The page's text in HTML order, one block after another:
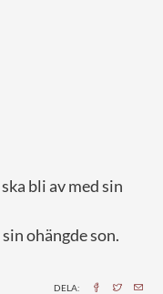
bli av med sin
ohängde son.
DELA: